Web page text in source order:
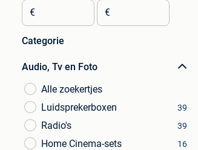
€ €
Categorie
Audio, Tv en Foto
Alle zoekertjes
Luidsprekerboxen
39
Radio's 39
Home Cinema-sets 16